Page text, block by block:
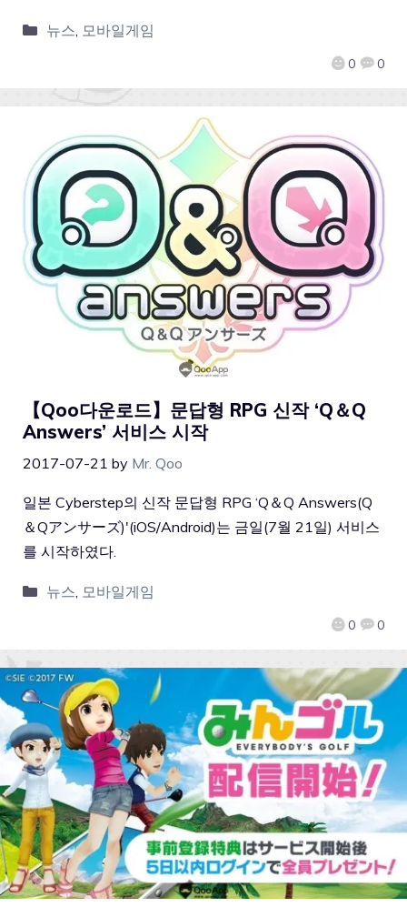
0 0
뉴스 모바일게임
【Qoo다운로드】문답형 RPG 신작 ‘Q＆Q
Answers’ 서비스 시작
2017-07-21 by Mr. Qoo
0 0
일본 Cyberstep의 신작 문답형 RPG ‘Q＆Q Answers(Q
＆Qアンサーズ)'(iOS/Android)는 금일(7월 21일) 서비스
를 시작하였다.
뉴스, 모바일게임